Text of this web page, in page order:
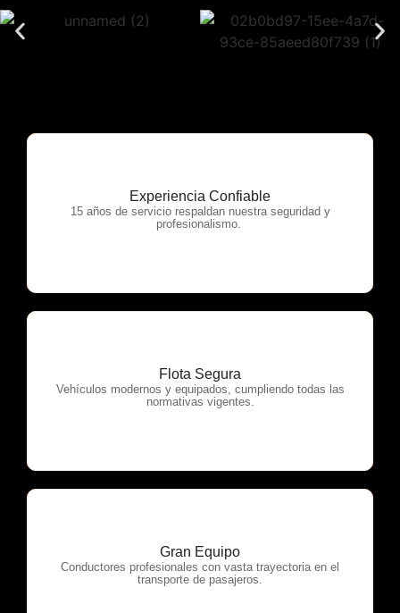
Experiencia Confiable
15 años de servicio respaldan nuestra seguridad y
profesionalismo.
OTP Servicios
Flota Segura
Vehículos modernos y equipados, cumpliendo todas las
normativas vigentes.
OTP Servicios
Gran Equipo
Conductores profesionales con vasta trayectoria en el
transporte de pasajeros.
OTP Servicios